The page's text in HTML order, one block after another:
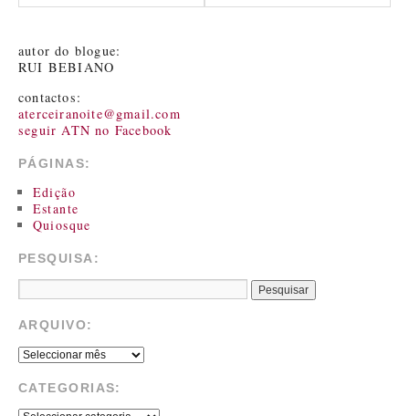
autor do blogue:
RUI BEBIANO
contactos:
aterceiranoite@gmail.com
seguir ATN no Facebook
PÁGINAS:
Edição
Estante
Quiosque
PESQUISA:
ARQUIVO:
CATEGORIAS: